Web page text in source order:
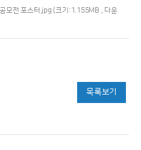
모전 포스터.jpg (크기:1.155MB , 다운
목록보기